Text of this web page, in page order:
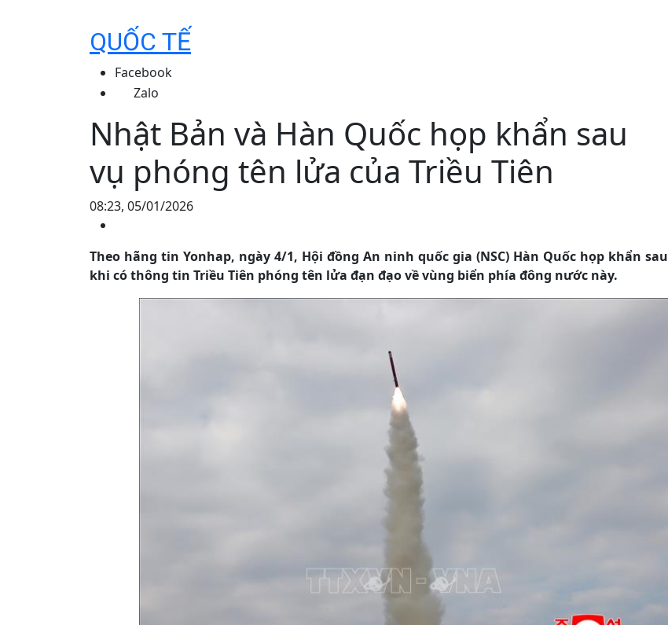
QUỐC TẾ
Facebook
Zalo
Nhật Bản và Hàn Quốc họp khẩn sau
vụ phóng tên lửa của Triều Tiên
08:23, 05/01/2026
Theo hãng tin Yonhap, ngày 4/1, Hội đồng An ninh quốc gia (NSC) Hàn Quốc họp khẩn sau
khi có thông tin Triều Tiên phóng tên lửa đạn đạo về vùng biển phía đông nước này.